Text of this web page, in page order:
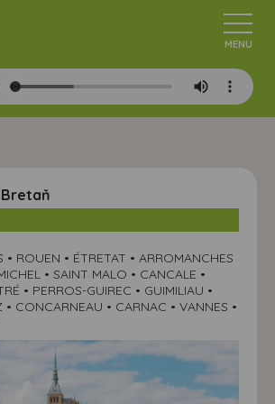
• ROUEN • ÉTRETAT • ARROMANCHES
• SAINT MALO • CANCALE •
• PERROS-GUIREC • GUIMILIAU •
CONCARNEAU • CARNAC • VANNES •